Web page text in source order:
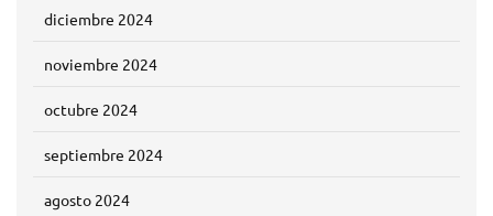
diciembre 2024
noviembre 2024
octubre 2024
septiembre 2024
agosto 2024